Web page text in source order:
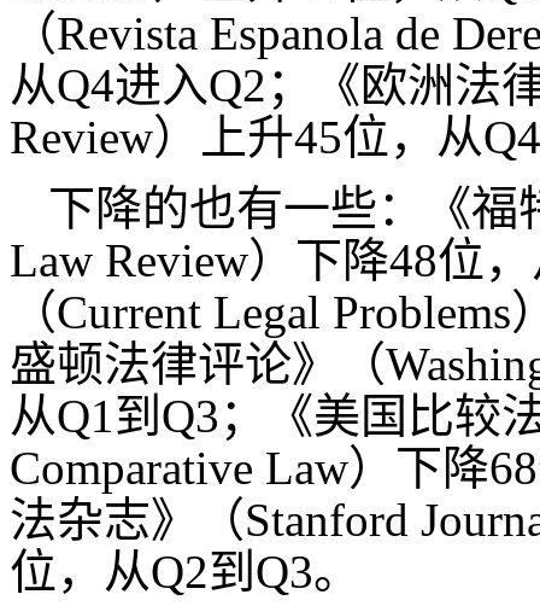
（Revista Espanola de
从Q4进入Q2；《欧洲法
Review）上升45位，从
下降的也有一些：《福
Law Review）下降48位
（Current Legal
盛顿法律评论》（
从Q1到Q3；《美国比较
Comparative Law）下降
法杂志》（Stanford
位，从Q2到Q3。